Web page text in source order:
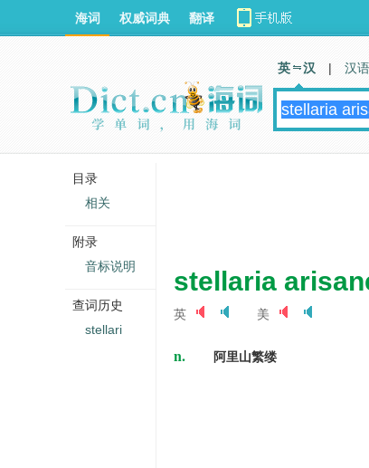
stellaria
英 美
n. 阿里山繁缕
海词 权威词典 翻译
英 汉 | 汉语
目录
相关
附录
音标说明
查词历史
stellari